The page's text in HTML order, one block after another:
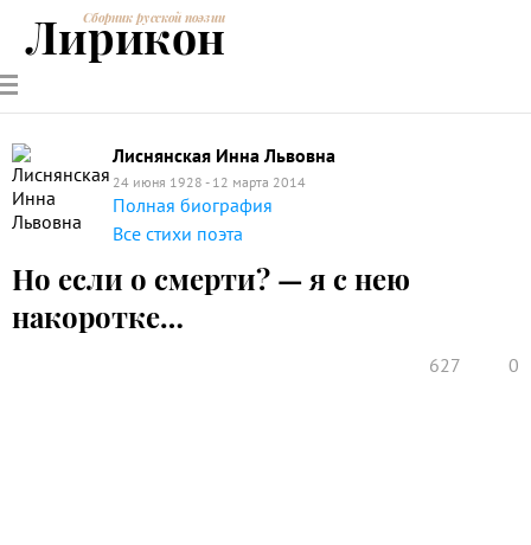
РУССКИЕ
ПОЭТЫ
СОВРЕМЕННИКИЭНЦИКЛОПЕДИЯ
ПОЭЗИИ
Сборник русской поэзии
Лирикон
Лиснянская Инна Львовна
24 июня 1928 - 12 марта 2014
Полная биография
Все стихи поэта
Но если о смерти? — я с нею
накоротке…
627 0